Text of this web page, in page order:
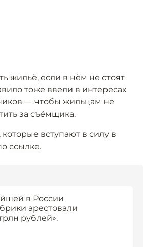
жильё, если в нём не стоят
тоже ввели в интересах
— чтобы жильцам не
за съёмщика.
которые вступают в силу в
ссылке.
в России
арестовали
рублей».